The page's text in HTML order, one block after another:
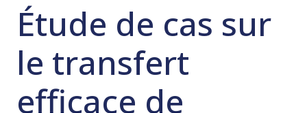
Étude de cas sur
le transfert
efficace de